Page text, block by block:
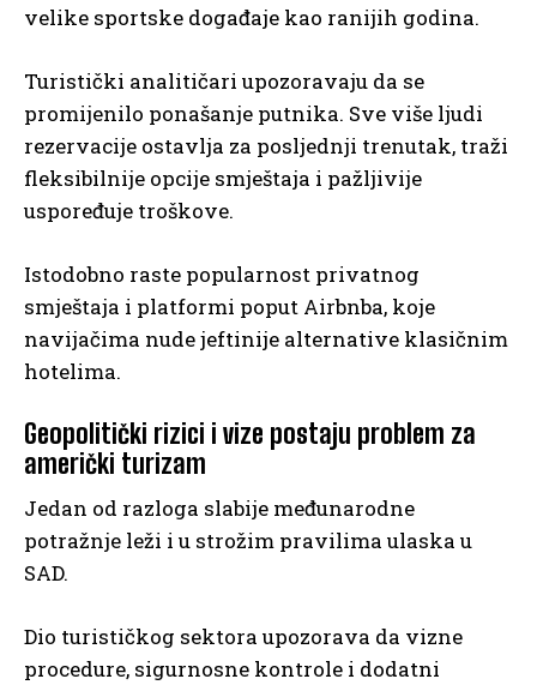
velike sportske događaje kao ranijih godina.
Turistički analitičari upozoravaju da se
promijenilo ponašanje putnika. Sve više ljudi
rezervacije ostavlja za posljednji trenutak, traži
fleksibilnije opcije smještaja i pažljivije
uspoređuje troškove.
Istodobno raste popularnost privatnog
smještaja i platformi poput Airbnba, koje
navijačima nude jeftinije alternative klasičnim
hotelima.
Geopolitički rizici i vize postaju problem za
američki turizam
Jedan od razloga slabije međunarodne
potražnje leži i u strožim pravilima ulaska u
SAD.
Dio turističkog sektora upozorava da vizne
procedure, sigurnosne kontrole i dodatni